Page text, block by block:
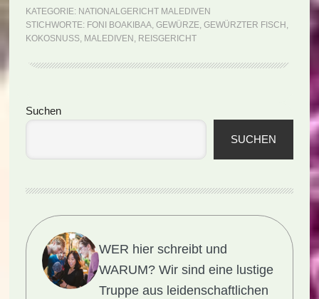
Foni
Boakibaa
KATEGORIE: NATIONALGERICHT MALEDIVEN
STICHWORTE: FONI BOAKIBAA, GEWÜRZE, GEWÜRZTER FISCH ,
KOKOSNUSS, MALEDIVEN , REISGERICHT
Seitenspalte
Suchen
SUCHEN
WER hier schreibt und
WARUM? Wir sind eine lustige
Truppe aus leidenschaftlichen